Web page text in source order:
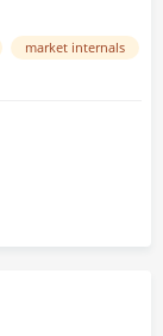
market internals